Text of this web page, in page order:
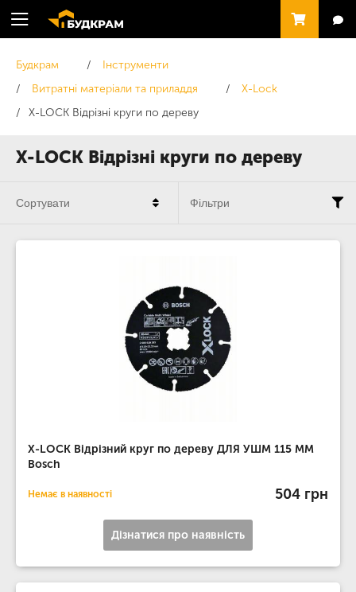
X-LOCK Відрізні круги по дереву
Будкрам
Інструменти
Витратні матеріали та приладдя
X-Lock
X-LOCK Відрізні круги по дереву
X-LOCK Відрізний круг по дереву ДЛЯ УШМ 115 ММ
Bosch
Немає в наявності 504 грн
Дізнатися про наявність
Сортувати Фільтри